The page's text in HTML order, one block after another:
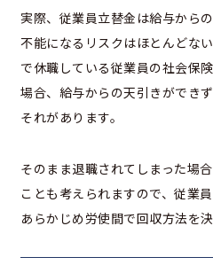
実際、従業員立替金は給与から
不能になるリスクはほとんどな
で休職している従業員の社会保
場合、給与からの天引きができ
それがあります。
そのまま退職されてしまった場
ことも考えられますので、従業
あらかじめ労使間で回収方法を